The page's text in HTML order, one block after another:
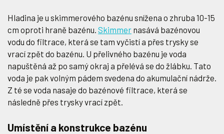
Hladina je u skimmerového bazénu snížena o zhruba 10-15
cm oproti hraně bazénu. Skimmer nasává bazénovou
vodu do filtrace, která se tam vyčistí a přes trysky se
vrací zpět do bazénu. U přelivného bazénu je voda
napuštěná až po samý okraj a přelévá se do žlábku. Tato
voda je pak volným pádem svedena do akumulační nádrže.
Z té se voda nasaje do bazénové filtrace, která se
následně přes trysky vrací zpět.
Umístění a konstrukce bazénu